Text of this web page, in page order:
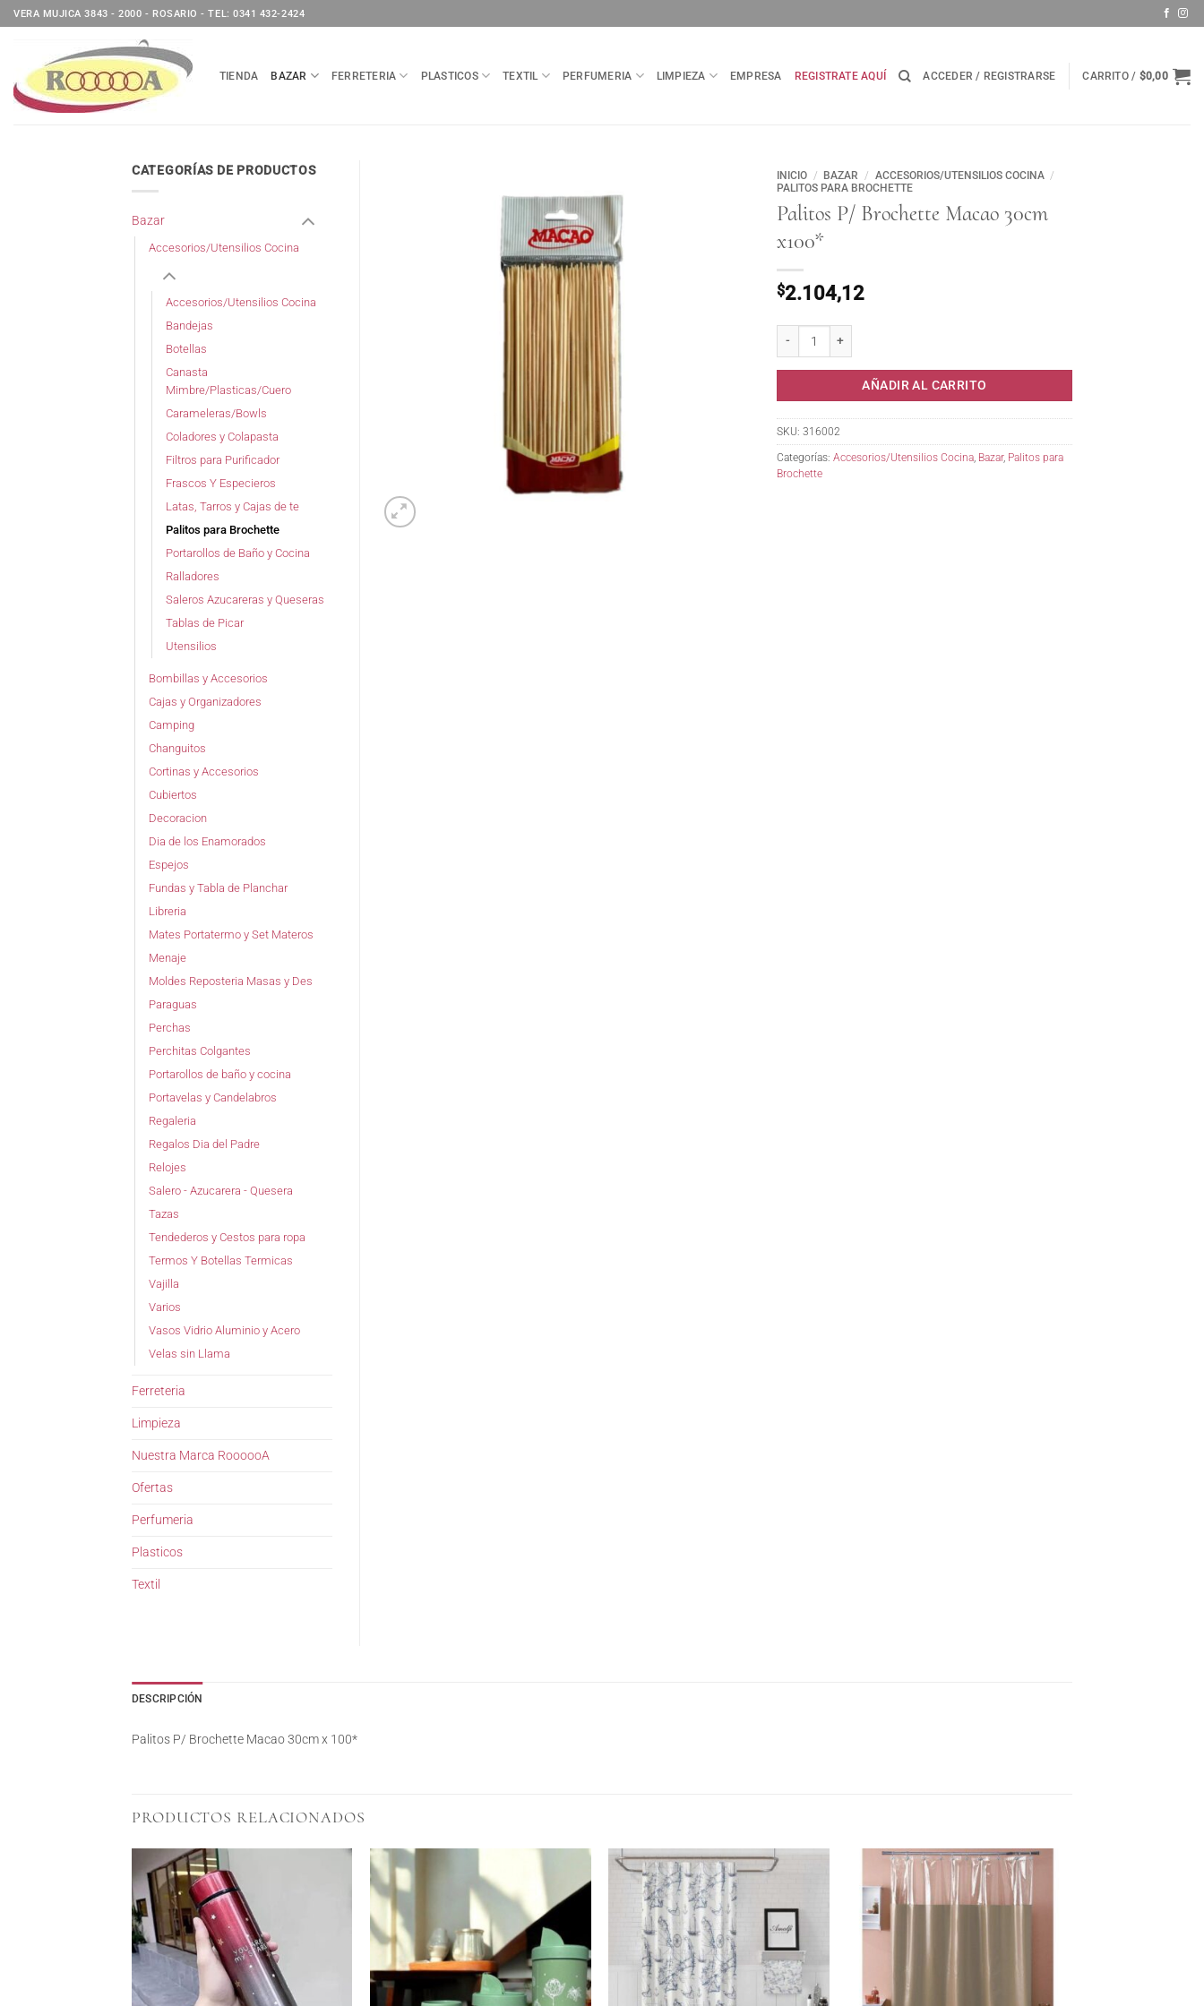
Saltar
al
VERA MUJICA 3843 - 2000 - ROSARIO - TEL: 0341 432-2424
TIENDA BAZAR FERRETERIA PLASTICOS TEXTIL PERFUMERIA LIMPIEZA EMPRESA REGISTRATE AQUÍ ACCEDER / REGISTRARSE CARRITO / $0,00
INICIO / BAZAR / ACCESORIOS/UTENSILIOS COCINA /
PALITOS PARA BROCHETTE
Palitos P/ Brochette Macao 30cm
x100*
$2.104,12
AÑADIR AL CARRITO
SKU: 316002
Categorías: Accesorios/Utensilios Cocina Bazar, Palitos para
Brochette
CATEGORÍAS DE PRODUCTOS
Bazar
Accesorios/Utensilios Cocina
Accesorios/Utensilios Cocina
Bandejas
Botellas
Canasta
Mimbre/Plasticas/Cuero
Carameleras/Bowls
Coladores y Colapasta
Filtros para Purificador
Frascos Y Especieros
Latas, Tarros y Cajas de te
Palitos para Brochette
Portarollos de Baño y Cocina
Ralladores
Saleros Azucareras y Queseras
Tablas de Picar
Utensilios
Bombillas y Accesorios
Cajas y Organizadores
Camping
Changuitos
Cortinas y Accesorios
Cubiertos
Decoracion
Dia de los Enamorados
Espejos
Fundas y Tabla de Planchar
Libreria
Mates Portatermo y Set Materos
Menaje
Moldes Reposteria Masas y Des
Paraguas
Perchas
Perchitas Colgantes
Portarollos de baño y cocina
Portavelas y Candelabros
Regaleria
Regalos Dia del Padre
Relojes
Salero - Azucarera - Quesera
Tazas
Tendederos y Cestos para ropa
Termos Y Botellas Termicas
Vajilla
Varios
Vasos Vidrio Aluminio y Acero
Velas sin Llama
Ferreteria
Limpieza
Nuestra Marca RoooooA
Ofertas
Perfumeria
Plasticos
Textil
DESCRIPCIÓN
Palitos P/ Brochette Macao 30cm x 100*
PRODUCTOS RELACIONADOS